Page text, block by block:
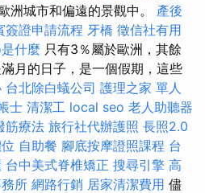
洲城市和偏遠的景觀中。 產後
簽證申請流程 牙橋 徵信社有用
什麼 只有3％屬於歐洲，其餘
月的日子，是一個假期，這些
台北除白蟻公司 護理之家 單人
士 清潔工 local seo 老人助聽器
筋療法 旅行社代辦護照 長照2.0
自助餐 腳底按摩證照課程 台
台中美式脊椎矯正 搜尋引擎 高
所 網路行銷 居家清潔費用 儘